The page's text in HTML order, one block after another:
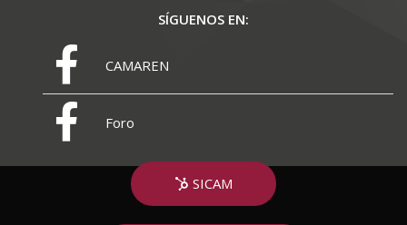
SÍGUENOS EN:
CAMAREN
Foro
SICAM